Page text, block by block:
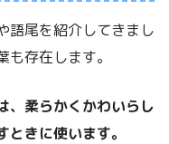
語尾を紹介してきまし
存在します。
、柔らかくかわいらし
きに使います。